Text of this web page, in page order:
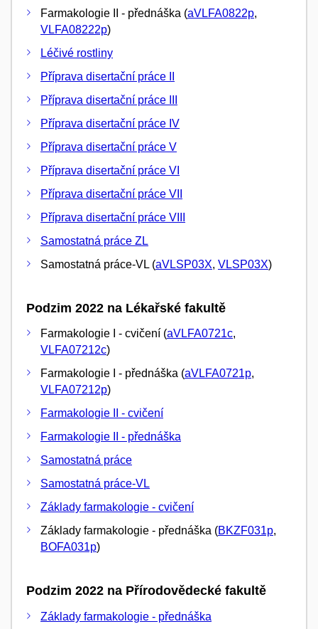
Farmakologie II - přednáška (aVLFA0822p,
VLFA08222p)
Léčivé rostliny
Příprava disertační práce II
Příprava disertační práce III
Příprava disertační práce IV
Příprava disertační práce V
Příprava disertační práce VI
Příprava disertační práce VII
Příprava disertační práce VIII
Samostatná práce ZL
Samostatná práce-VL (aVLSP03X, VLSP03X)
Podzim 2022 na Lékařské fakultě
Farmakologie I - cvičení (aVLFA0721c,
VLFA07212c)
Farmakologie I - přednáška (aVLFA0721p,
VLFA07212p)
Farmakologie II - cvičení
Farmakologie II - přednáška
Samostatná práce
Samostatná práce-VL
Základy farmakologie - cvičení
Základy farmakologie - přednáška (BKZF031p,
BOFA031p)
Podzim 2022 na Přírodovědecké fakultě
Základy farmakologie - přednáška